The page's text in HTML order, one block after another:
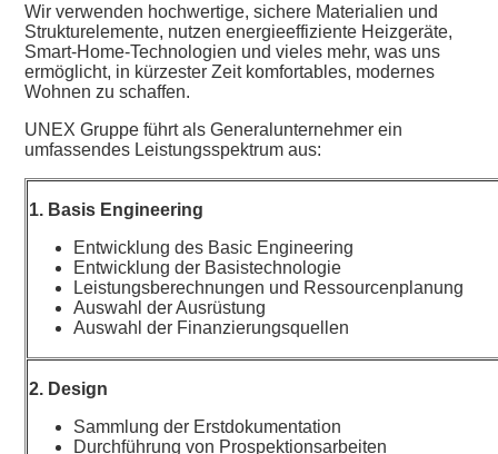
Wir verwenden hochwertige, sichere Materialien und
Strukturelemente, nutzen energieeffiziente Heizgeräte,
Smart-Home-Technologien und vieles mehr, was uns
ermöglicht, in kürzester Zeit komfortables, modernes
Wohnen zu schaffen.
UNEX Gruppe führt als Generalunternehmer ein
umfassendes Leistungsspektrum aus:
1. Basis Engineering
Entwicklung des Basic Engineering
Entwicklung der Basistechnologie
Leistungsberechnungen und Ressourcenplanung
Auswahl der Ausrüstung
Auswahl der Finanzierungsquellen
2. Design
Sammlung der Erstdokumentation
Durchführung von Prospektionsarbeiten